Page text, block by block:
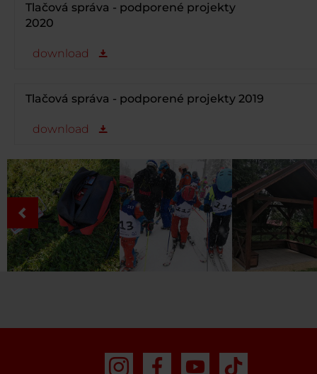
Tlačová správa - podporené projekty
2020
download
Tlačová správa - podporené projekty 2019
download